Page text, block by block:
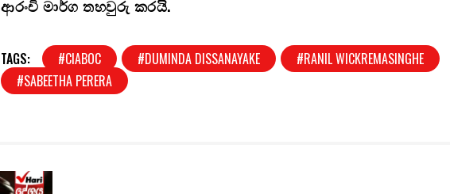
ආරංචි මාර්ග තහවුරු කරයි.
TAGS: #CIABOC #DUMINDA DISSANAYAKE
#RANIL WICKREMASINGHE
#SABEETHA PERERA